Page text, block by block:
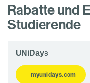
Rabatte und
Studierende
UNiDays
myunidays.com